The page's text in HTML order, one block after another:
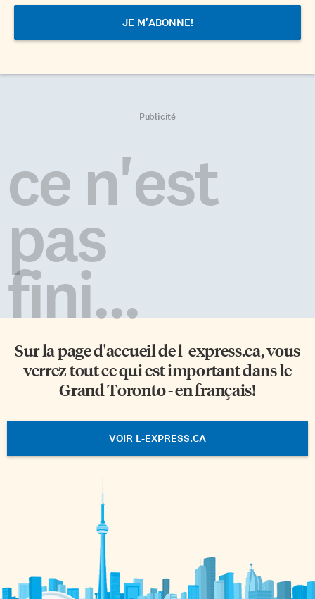
Publicité
ce n'est
pas
fini...
Sur la page d'accueil del-express.ca, vous
verrez tout ce qui est important dans le
Grand Toronto - en français!
VOIR L-EXPRESS.CA